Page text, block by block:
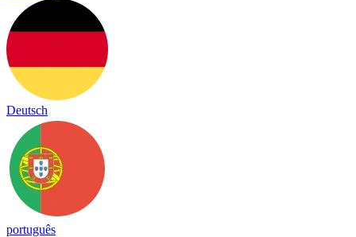
Deutsch
português